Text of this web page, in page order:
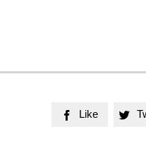
 Like 